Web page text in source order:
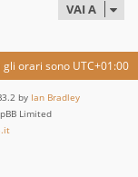
VAI A
gli orari sono UTC+01:00
by Ian Bradley
Limited